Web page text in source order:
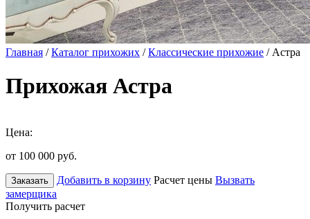
Главная /Каталог прихожих /Классические прихожие / Астра
Прихожая Астра
Цена:
от 100 000 руб.
Заказать Добавить в корзину Расчет цены Вызвать
замерщика
Получить расчет